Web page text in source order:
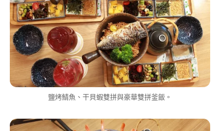
鹽烤鯖魚、干貝蝦雙拼與豪華雙拼釜飯。